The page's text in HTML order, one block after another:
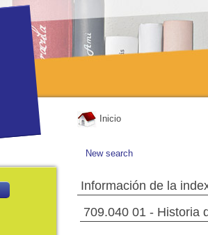
Inicio
New search
Información de la
709.040 01 - Historia